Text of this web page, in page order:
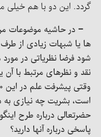
گردد. این دو با هم خیلی
– در حاشیه موضوعات
ها یا شبهات زیادی از
شود فرضا نظریاتی در
نقد و نظرهای مرتبط با آن
است، بشریت چه نیازی به
حضرتعالی درباره طرح
پاسخی درباره آنها دارید؟